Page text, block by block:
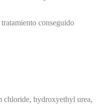
conseguido
chloride, hydroxyethyl urea,